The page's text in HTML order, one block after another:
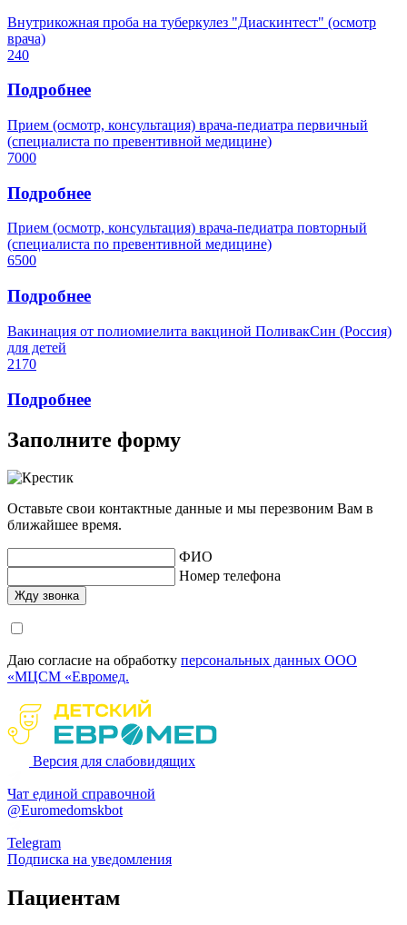
Внутрикожная проба на туберкулез "Диаскинтест" (осмотр
врача)
240
Подробнее
Прием (осмотр, консультация) врача-педиатра первичный
(специалиста по превентивной медицине)
7000
Подробнее
Прием (осмотр, консультация) врача-педиатра повторный
(специалиста по превентивной медицине)
6500
Подробнее
Вакинация от полиомиелита вакциной ПоливакСин (Россия)
для детей
2170
Подробнее
Заполните форму
Оставьте свои контактные данные и мы перезвоним Вам в
ближайшее время.
ФИО
Номер телефона
Даю согласие на обработку персональных данных ООО
«МЦСМ «Евромед.
Версия для слабовидящих
Чат единой справочной
@Euromedomskbot
Telegram
Подписка на уведомления
Пациентам